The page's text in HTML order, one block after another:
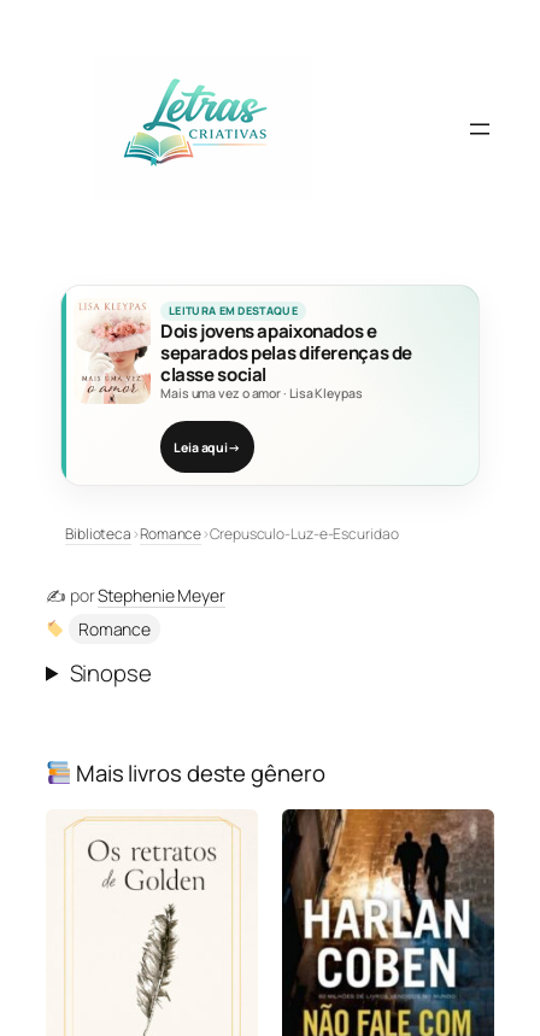
LEITURA EM DESTAQUE
Dois jovens apaixonados e
separados pelas diferenças de
classe social
Mais uma vez o amor· Lisa Kleypas
Leia aqui→
Biblioteca›Romance›Crepusculo-Luz-e-Escuridao
✍️ porStephenie Meyer
Romance
Sinopse
Mais livros deste gênero